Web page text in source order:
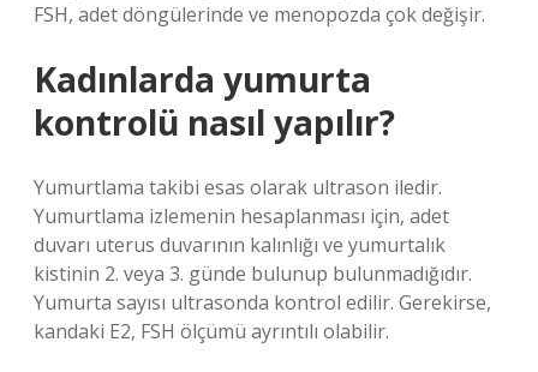
FSH, adet döngülerinde ve menopozda çok değişir.
Kadınlarda yumurta
kontrolü nasıl yapılır?
Yumurtlama takibi esas olarak ultrason iledir.
Yumurtlama izlemenin hesaplanması için, adet
duvarı uterus duvarının kalınlığı ve yumurtalık
kistinin 2. veya 3. günde bulunup bulunmadığıdır.
Yumurta sayısı ultrasonda kontrol edilir. Gerekirse,
kandaki E2, FSH ölçümü ayrıntılı olabilir.